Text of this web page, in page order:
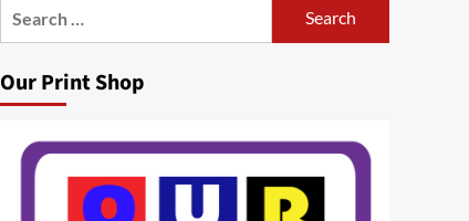
Our Print Shop